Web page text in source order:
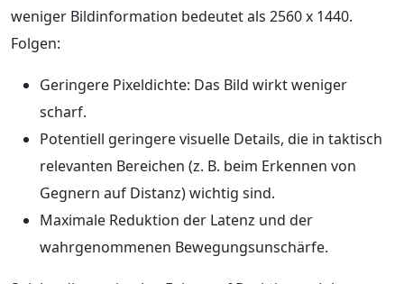
weniger Bildinformation bedeutet als 2560 x 1440.
Folgen:
Geringere Pixeldichte: Das Bild wirkt weniger
scharf.
Potentiell geringere visuelle Details, die in taktisch
relevanten Bereichen (z. B. beim Erkennen von
Gegnern auf Distanz) wichtig sind.
Maximale Reduktion der Latenz und der
wahrgenommenen Bewegungsunschärfe.